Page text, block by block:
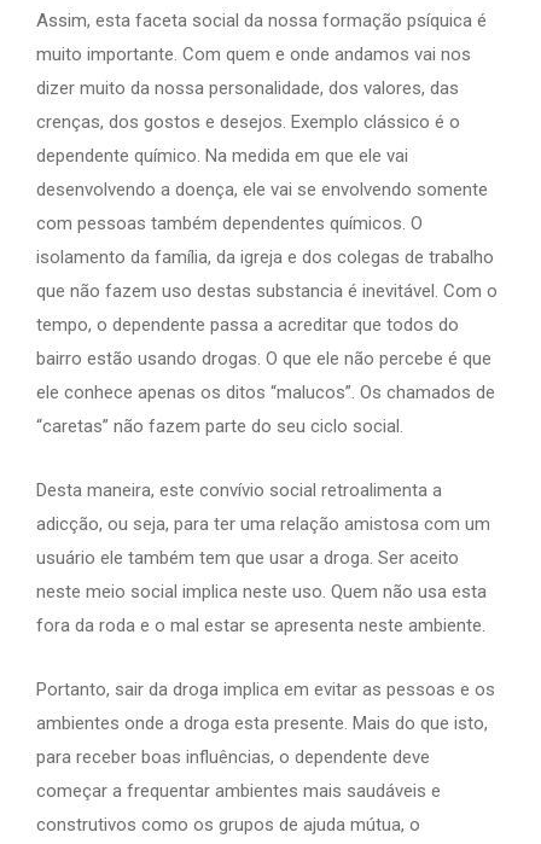
Assim, esta faceta social da nossa formação psíquica é
muito importante. Com quem e onde andamos vai nos
dizer muito da nossa personalidade, dos valores, das
crenças, dos gostos e desejos. Exemplo clássico é o
dependente químico. Na medida em que ele vai
desenvolvendo a doença, ele vai se envolvendo somente
com pessoas também dependentes químicos. O
isolamento da família, da igreja e dos colegas de trabalho
que não fazem uso destas substancia é inevitável. Com o
tempo, o dependente passa a acreditar que todos do
bairro estão usando drogas. O que ele não percebe é que
ele conhece apenas os ditos “malucos”. Os chamados de
“caretas” não fazem parte do seu ciclo social.
Desta maneira, este convívio social retroalimenta a
adicção, ou seja, para ter uma relação amistosa com um
usuário ele também tem que usar a droga. Ser aceito
neste meio social implica neste uso. Quem não usa esta
fora da roda e o mal estar se apresenta neste ambiente.
Portanto, sair da droga implica em evitar as pessoas e os
ambientes onde a droga esta presente. Mais do que isto,
para receber boas influências, o dependente deve
começar a frequentar ambientes mais saudáveis e
construtivos como os grupos de ajuda mútua, o